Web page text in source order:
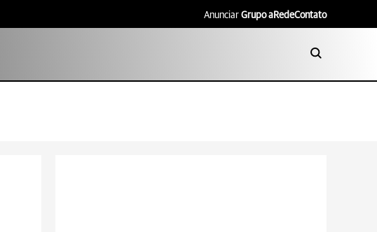
Anunciar Grupo aRedeContato